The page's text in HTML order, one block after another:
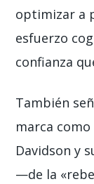
optimizar a
esfuerzo
confianza
También
marca
Davidson y
—de la